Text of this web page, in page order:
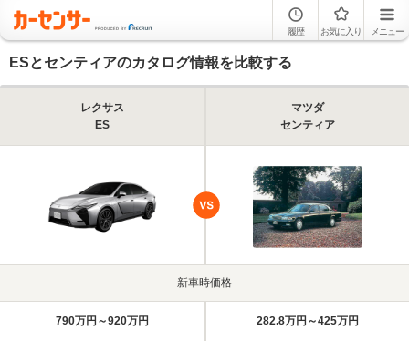
履歴 お気に入り メニュー
ESとセンティアのカタログ情報を比較する
レクサス
ES
マツダ
センティア
新車時価格
790万円～920万円 282.8万円～425万円